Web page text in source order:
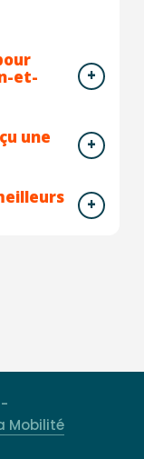
et-
une
Mobilité